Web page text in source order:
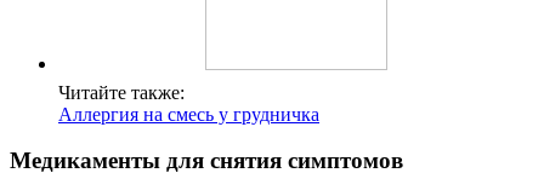
Читайте также:
Аллергия на смесь у грудничка
Медикаменты для снятия симптомов